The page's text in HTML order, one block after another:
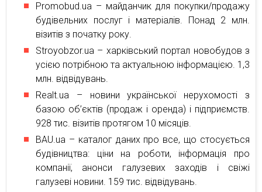
Promobud.ua – майданчик для покупки/продажу
будівельних послуг і матеріалів. Понад 2 млн.
візитів з початку року.
Stroyobzor.ua – харківський портал новобудов з
усією потрібною та актуальною інформацією. 1,3
млн. відвідувань.
Realt.ua – новини української нерухомості з
базою об’єктів (продаж і оренда) і підприємств.
928 тис. візитів протягом 10 місяців.
BAU.ua – каталог даних про все, що стосується
будівництва: ціни на роботи, інформація про
компанії, анонси галузевих заходів і свіжі
галузеві новини. 159 тис. відвідувань.